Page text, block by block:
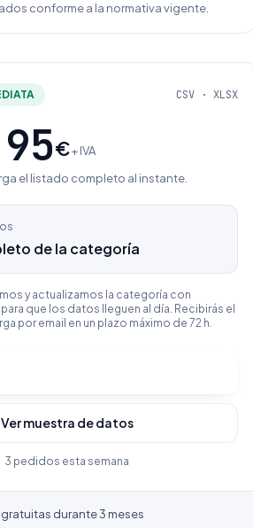
conforme a la normativa vigente.
CSV · XLSX
€+ IVA
el listado completo al instante.
de la categoría
y actualizamos la categoría con
que los datos lleguen al día. Recibirás el
por email en un plazo máximo de 72 h.
Ver muestra de datos
3 pedidos esta semana
durante 3 meses